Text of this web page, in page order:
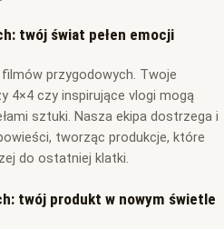
twój świat pełen emocji
przygodowych. Twoje
4×4 czy inspirujące vlogi mogą
sztuki. Nasza ekipa dostrzega i
tworząc produkcje, które
do ostatniej klatki.
twój produkt w nowym świetle